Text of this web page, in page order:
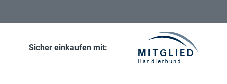
Sicher einkaufen mit: